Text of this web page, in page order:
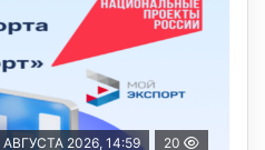
АВГУСТА 2026, 14:59 20